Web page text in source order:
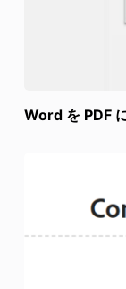
Word を PDF